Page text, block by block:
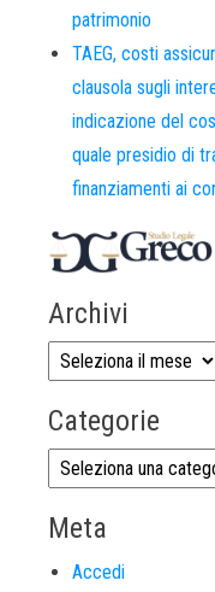
patrimonio
TAEG, costi
clausola sugli
indicazione del
quale presidio di
finanziamenti ai
Archivi
Categorie
Meta
Accedi